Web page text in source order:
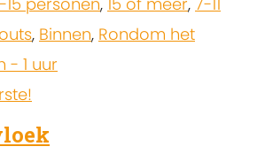
, Binnen, Rondom het
- 1 uur